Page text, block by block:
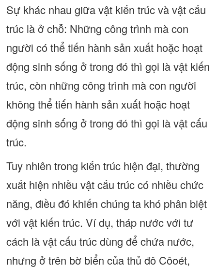
Sự khác nhau giữa vật kiến trúc và vật cấu
trúc là ở chỗ: Những công trình mà con
người có thể tiến hành sản xuất hoặc hoạt
động sinh sống ở trong đó thì gọi là vật kiến
trúc, còn những công trình mà con người
không thể tiến hành sản xuất hoặc hoạt
động sinh sống ở trong đó thì gọi là vật cấu
trúc.
Tuy nhiên trong kiến trúc hiện đại, thường
xuất hiện nhiều vật cấu trúc có nhiều chức
năng, điều đó khiến chúng ta khó phân biệt
với vật kiến trúc. Ví dụ, tháp nước với tư
cách là vật cấu trúc dùng để chứa nước,
nhưng ở trên bờ biển của thủ đô Côoét,